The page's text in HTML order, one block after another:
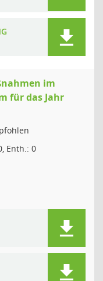
im
für das Jahr
Enth.: 0